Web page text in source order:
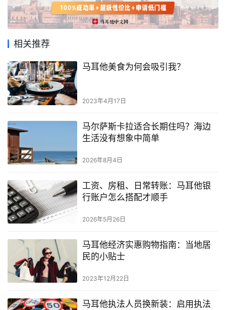
指
南
马
耳
他
移
民
留
学
教
育
网
址
航
相关推荐
马耳他美食为何会吸引我？
2023年4月17日
马尔萨斯卡拉适合长期住吗？海边
生活没有想象中简单
2026年8月4日
工资、房租、日常转账：马耳他银
行账户怎么搭配才顺手
2026年5月26日
马耳他经济实惠购物指南：当地居
民的小贴士
2023年12月22日
马耳他执法人员换新装：启用执法